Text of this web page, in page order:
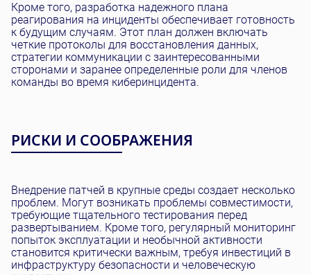
Кроме того, разработка надежного плана
реагирования на инциденты обеспечивает готовность
к будущим случаям. Этот план должен включать
четкие протоколы для восстановления данных,
стратегии коммуникации с заинтересованными
сторонами и заранее определенные роли для членов
команды во время киберинцидента.
РИСКИ И СООБРАЖЕНИЯ
Внедрение патчей в крупные среды создает несколько
проблем. Могут возникать проблемы совместимости,
требующие тщательного тестирования перед
развертыванием. Кроме того, регулярный мониторинг
попыток эксплуатации и необычной активности
становится критически важным, требуя инвестиций в
инфраструктуру безопасности и человеческую